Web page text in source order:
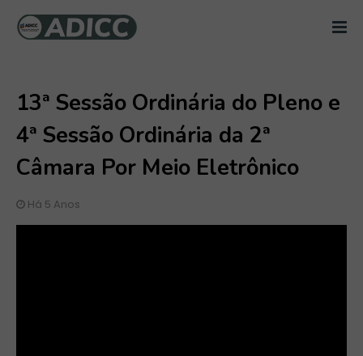
13ª Sessão Ordinária do Pleno e
4ª Sessão Ordinária da 2ª
Câmara Por Meio Eletrônico
Há 5 Anos